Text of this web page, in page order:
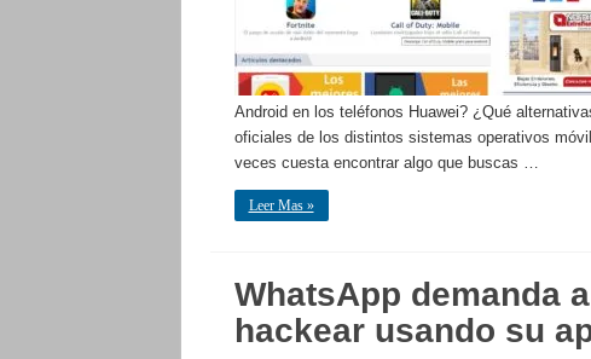
Android en los teléfonos Huawei? ¿Qué
oficiales de los distintos sistemas operativos
veces cuesta encontrar algo que buscas …
Leer Mas »
WhatsApp demanda
hackear usando su